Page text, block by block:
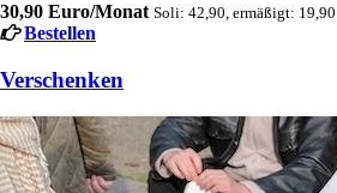
30,90 Euro/Monat Soli: 42,90, ermäßigt: 19,90
Bestellen
Verschenken